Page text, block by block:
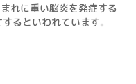
れに重い脳炎を発症する
るといわれています。